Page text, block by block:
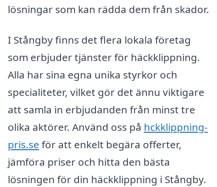
lösningar som kan rädda dem från skador.
I Stångby finns det flera lokala företag
som erbjuder tjänster för häckklippning.
Alla har sina egna unika styrkor och
specialiteter, vilket gör det ännu viktigare
att samla in erbjudanden från minst tre
olika aktörer. Använd oss på hckklippning-
pris.se för att enkelt begära offerter,
jämföra priser och hitta den bästa
lösningen för din häckklippning i Stångby.